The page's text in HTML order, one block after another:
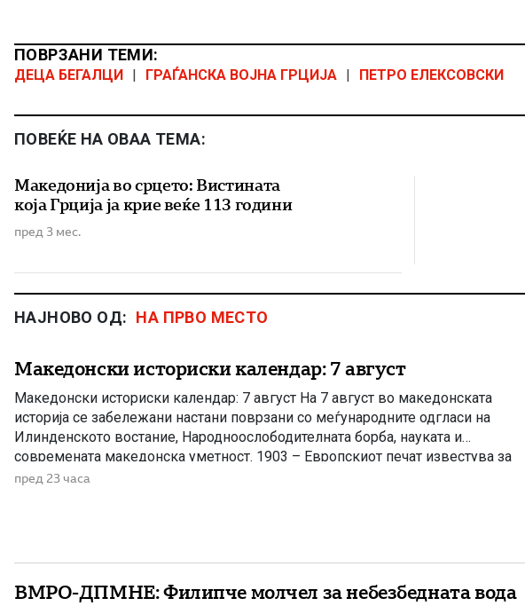
ПОВРЗАНИ ТЕМИ:
ДЕЦА БЕГАЛЦИ ГРАЃАНСКА ВОЈНА ГРЦИЈА ПЕТРО ЕЛЕКСОВСКИ
ПОВЕЌЕ НА ОВАА ТЕМА:
Македонија во срцето: Вистината
која Грција ја крие веќе 113 години
пред 3 мес.
НАЈНОВО ОД: НА ПРВО МЕСТО
Македонски историски календар: 7 август
Македонски историски календар: 7 август На 7 август во македонската
историја се забележани настани поврзани со меѓународните одгласи на
Илинденското востание, Народноослободителната борба, науката и
современата македонска уметност. 1903 – Европскиот печат известува за
Илинденското востание На 7 август 1903 година европската јавност ги
пред 23 часа
ВМРО-ДПМНЕ: Филипче молчел за небезбедната вода